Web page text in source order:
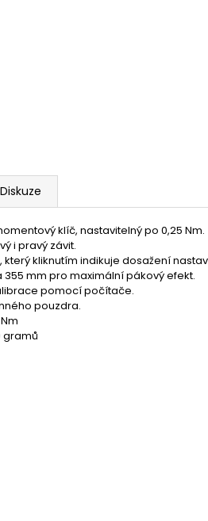
Diskuze
klíč, nastavitelný po 0,25 Nm.
i pravý závit.
který kliknutím indikuje dosažení
355 mm pro maximální pákový efekt.
pomocí počítače.
pouzdra.
gramů